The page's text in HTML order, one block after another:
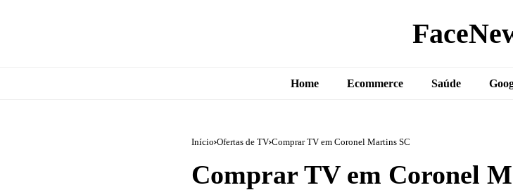
Home Ecommerce Saúde
Início Ofertas de TV Comprar TV em Coronel Martins SC
Comprar TV em Coronel